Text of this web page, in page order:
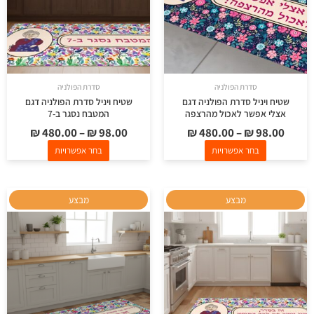
סדרת הפולניה
שטיח ויניל סדרת הפולניה דגם
אצלי אפשר לאכול מהרצפה
₪98.00
–
₪480.00
בחר אפשרויות
לבחור
את
האפשרויות
בעמוד
סדרת הפולניה
שטיח ויניל סדרת הפולניה דגם
המטבח נסגר ב-7
₪98.00
–
₪480.00
בחר אפשרויות
לבחור
את
האפשרויות
בעמוד
מבצע
זה
יש
מספר
סוגים.
ניתן
לבחור
מבצע
זה
יש
סוגים.
ניתן